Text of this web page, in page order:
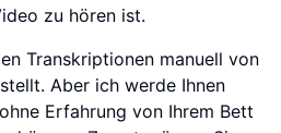
zu hören ist.
Transkriptionen manuell von
Aber ich werde Ihnen
Erfahrung von Ihrem Bett